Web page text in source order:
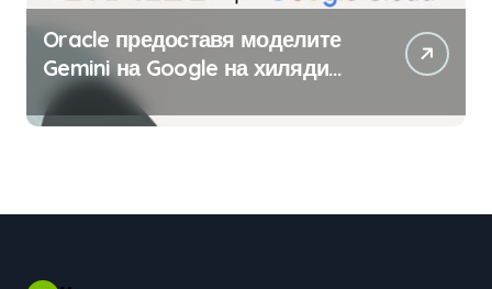
Oracle предоставя моделите
Gemini на Google на хиляди
клиенти на бизнес
приложения